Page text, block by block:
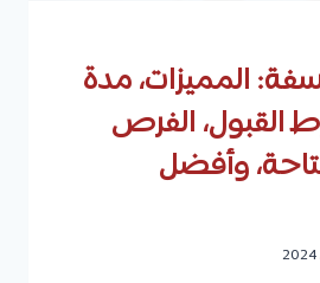
المميزات، مدة
القبول، الفرص
وأفضل